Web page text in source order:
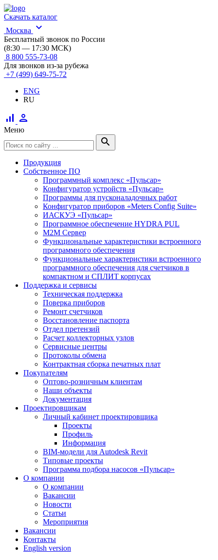
Скачать каталог
Москва
expand_more
Бесплатный звонок по России
(8:30 — 17:30 МСК)
8 800 555-73-08
Для звонков из-за рубежа
+7 (499) 649-75-72
ENG
RU
signal_cellular_alt person
Меню
search
Продукция
Собственное ПО
Программный комплекс «Пульсар»
Конфигуратор устройств «Пульсар»
Программы для пусконаладочных работ
Конфигуратор приборов «Meters Config Suite»
ИАСКУЭ «Пульсар»
Программное обеспечение HYDRA PUL
M2M Сервер
Функциональные характеристики встроенного
программного обеспечения
Функциональные характеристики встроенного
программного обеспечения для счетчиков в
компактном и СПЛИТ корпусах
Поддержка и сервисы
Техническая поддержка
Поверка приборов
Ремонт счетчиков
Восстановление паспорта
Отдел претензий
Расчет коллекторных узлов
Сервисные центры
Протоколы обмена
Контрактная сборка печатных плат
Покупателям
Оптово-розничным клиентам
Наши объекты
Документация
Проектировщикам
Личный кабинет проектировщика
Проекты
Профиль
Информация
BIM-модели для Autodesk Revit
Типовые проекты
Программа подбора насосов «Пульсар»
О компании
О компании
Вакансии
Новости
Статьи
Мероприятия
Вакансии
Контакты
English version